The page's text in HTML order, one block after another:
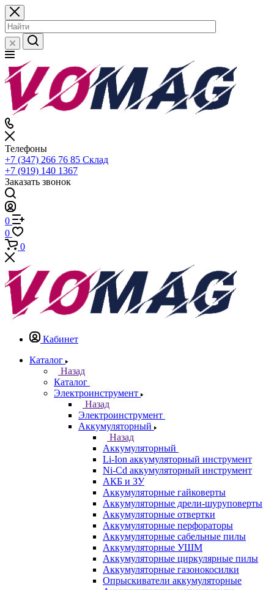
Телефоны
+7 (347) 266 76 85 Склад
+7 (919) 140 1367
Заказать звонок
0
0
0
Кабинет
Каталог
Назад
Каталог
Электроинструмент
Назад
Электроинструмент
Аккумуляторный
Назад
Аккумуляторный
Li-Ion аккумуляторный инструмент
Ni-Cd аккумуляторный инструмент
АКБ и ЗУ
Аккумуляторные гайковерты
Аккумуляторные дрели-шуруповерты
Аккумуляторные отвертки
Аккумуляторные перфораторы
Аккумуляторные сабельные пилы
Аккумуляторные УШМ
Аккумуляторные циркулярные пилы
Аккумуляторные газонокосилки
Опрыскиватели аккумуляторные